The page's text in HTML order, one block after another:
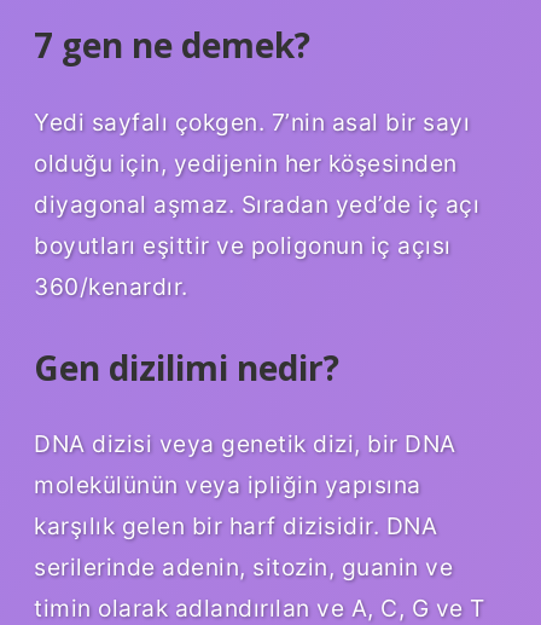
7 gen ne demek?
Yedi sayfalı çokgen. 7’nin asal bir sayı
olduğu için, yedijenin her köşesinden
diyagonal aşmaz. Sıradan yed’de iç açı
boyutları eşittir ve poligonun iç açısı
360/kenardır.
Gen dizilimi nedir?
DNA dizisi veya genetik dizi, bir DNA
molekülünün veya ipliğin yapısına
karşılık gelen bir harf dizisidir. DNA
serilerinde adenin, sitozin, guanin ve
timin olarak adlandırılan ve A, C, G ve T